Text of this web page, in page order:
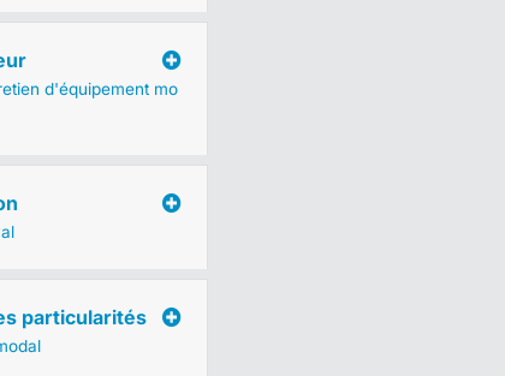
d'équipement mo
particularités